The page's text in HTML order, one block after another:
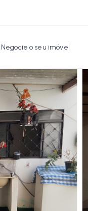
Negocie o seu imóvel